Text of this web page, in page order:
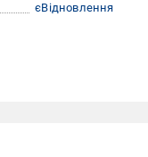
єВідновлення